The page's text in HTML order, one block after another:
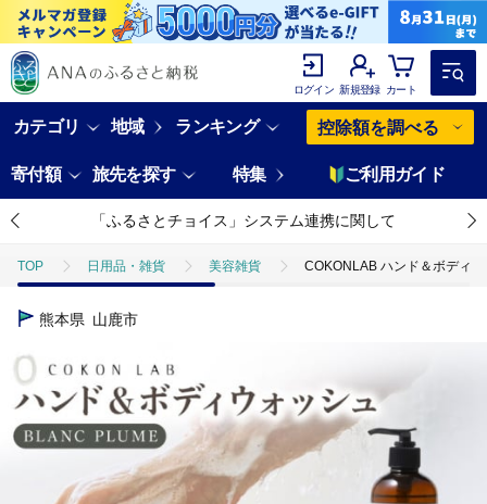
ログイン 新規登録 カート
カテゴリ 地域 ランキング 控除額を調べる
寄付額 旅先を探す 特集 ご利用ガイド
「ふるさとチョイス」システム連携に関して
TOP 日用品・雑貨 美容雑貨 COKONLAB ハンド＆ボディ
熊本県 山鹿市